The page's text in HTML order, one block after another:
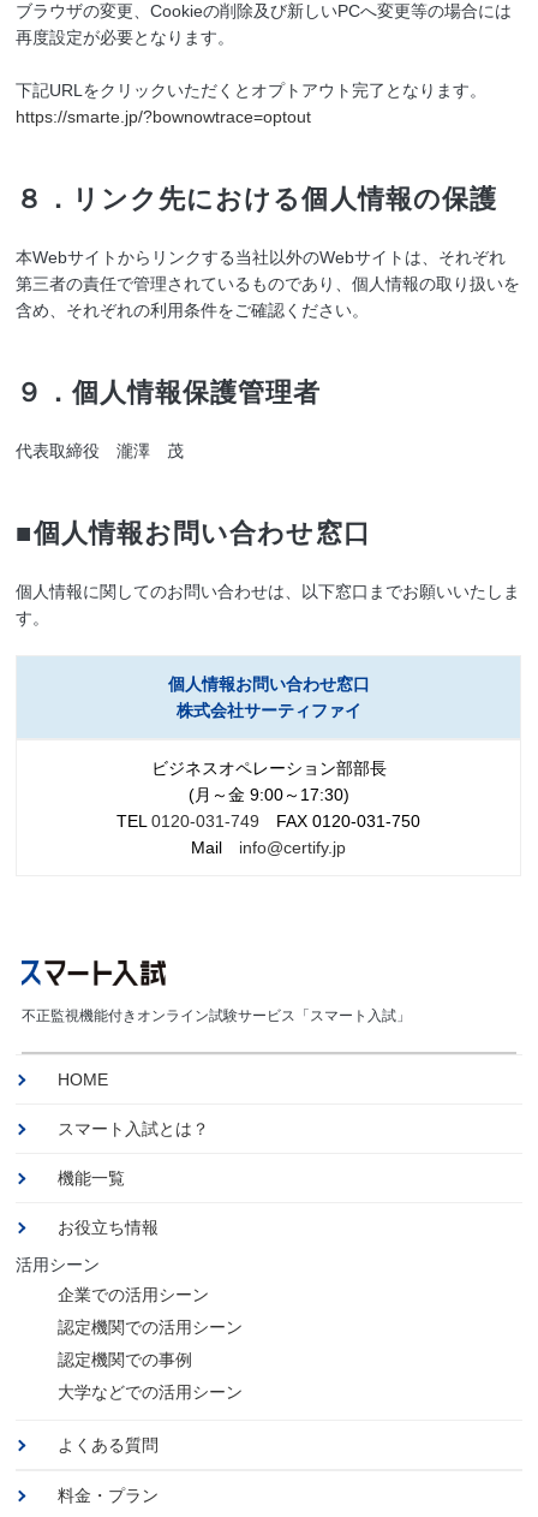
ブラウザの変更、Cookieの削除及び新しいPCへ変更等の場合には
再度設定が必要となります。
下記URLをクリックいただくとオプトアウト完了となります。
https://smarte.jp/?bownowtrace=optout
８．リンク先における個人情報の保護
本Webサイトからリンクする当社以外のWebサイトは、それぞれ
第三者の責任で管理されているものであり、個人情報の取り扱いを
含め、それぞれの利用条件をご確認ください。
９．個人情報保護管理者
代表取締役 瀧澤 茂
■個人情報お問い合わせ窓口
個人情報に関してのお問い合わせは、以下窓口までお願いいたしま
す。
個人情報お問い合わせ窓口
株式会社サーティファイ
ビジネスオペレーション部部長
(月～金 9:00～17:30)
TEL0120-031-749 FAX 0120-031-750
Mail info@certify.jp
不正監視機能付きオンライン試験サービス「スマート入試」
HOME
スマート入試とは？
機能一覧
お役立ち情報
活用シーン
企業での活用シーン
認定機関での活用シーン
認定機関での事例
大学などでの活用シーン
よくある質問
料金・プラン